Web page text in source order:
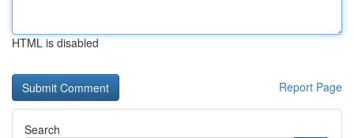
HTML is disabled
Report Page
Search